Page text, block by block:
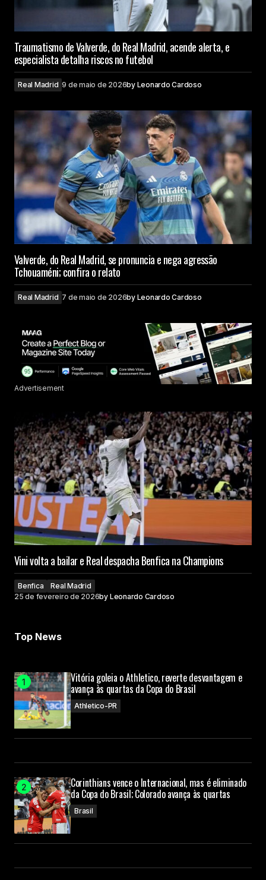
Traumatismo de Valverde, do Real Madrid, acende alerta, e
especialista detalha riscos no futebol
Real Madrid 9 de maio de 2026by Leonardo Cardoso
Valverde, do Real Madrid, se pronuncia e nega agressão
Tchouaméni; confira o relato
Real Madrid 7 de maio de 2026by Leonardo Cardoso
Advertisement
Vini volta a bailar e Real despacha Benfica na Champions
Benfica
Real Madrid
25 de fevereiro de 2026by Leonardo Cardoso
Top News
Vitória goleia o Athletico, reverte desvantagem e
avança às quartas da Copa do Brasil
Athletico-PR
Corinthians vence o Internacional, mas é eliminado
da Copa do Brasil; Colorado avança às quartas
Brasil